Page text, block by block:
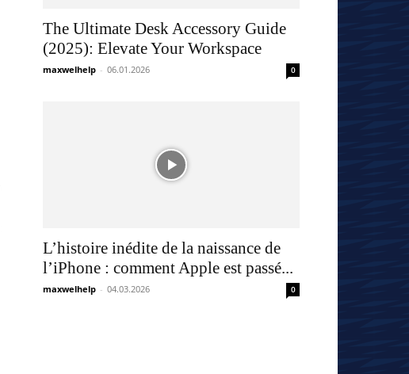
The Ultimate Desk Accessory Guide
(2025): Elevate Your Workspace
maxwelhelp - 06.01.2026 0
L’histoire inédite de la naissance de
l’iPhone : comment Apple est passé...
maxwelhelp - 04.03.2026 0